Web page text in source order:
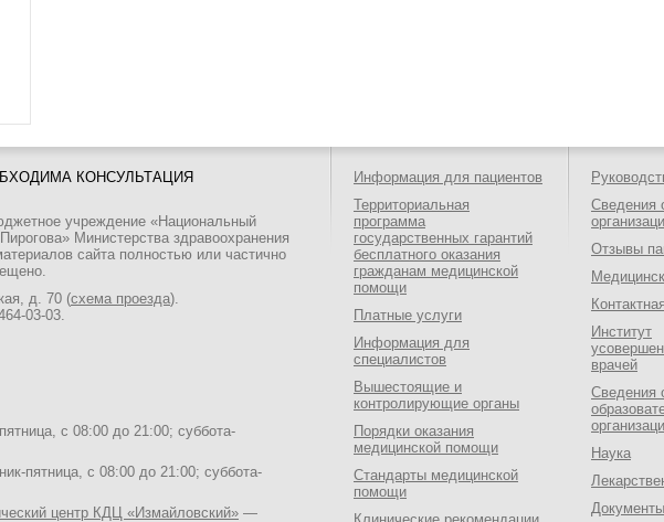
КОНСУЛЬТАЦИЯ
учреждение «Национальный
Министерства здравоохранения
сайта полностью или частично
д. 70 (схема проезда).
03-03.
с 08:00 до 21:00; суббота-
пятница, с 08:00 до 21:00; суббота-
центр КДЦ «Измайловский» —
Информация для пациентов
Территориальная
программа
государственных гарантий
бесплатного оказания
гражданам медицинской
помощи
Платные услуги
Информация для
специалистов
Вышестоящие и
контролирующие органы
Порядки оказания
медицинской помощи
Стандарты медицинской
помощи
Сведения
Отзывы
Институт
врачей
Сведения
Наука
Документы